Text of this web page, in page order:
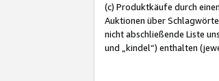
(c) Produktkäufe durch
Auktionen über
nicht abschließende Liste
und „kindel“) enthalten